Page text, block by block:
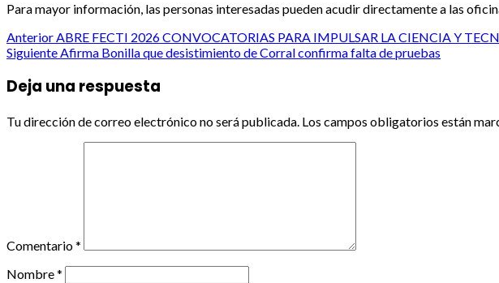
Para mayor información, las personas interesadas pueden acudir directamente a las
Post
Anterior ABRE FECTI 2026 CONVOCATORIAS PARA IMPULSAR LA CIENCIA Y
Siguiente Afirma Bonilla que desistimiento de Corral confirma falta de pruebas
Deja una respuesta
Tu dirección de correo electrónico no será publicada. Los campos obligatorios están
Comentario*
Nombre*